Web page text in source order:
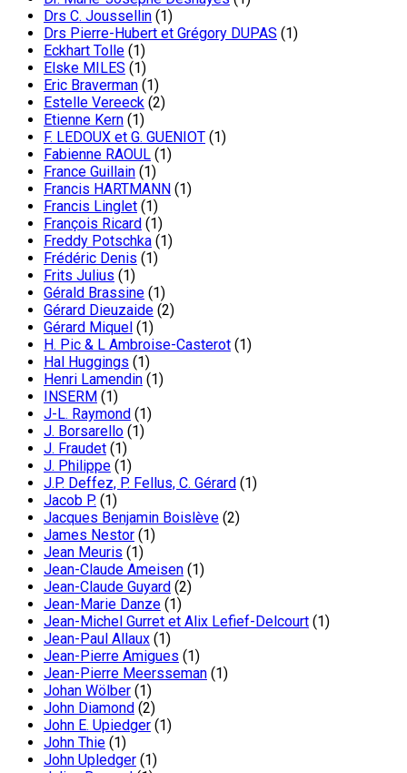
Drs C. Joussellin (1)
Drs Pierre-Hubert et Grégory DUPAS (1)
Eckhart Tolle (1)
Elske MILES (1)
Eric Braverman (1)
Estelle Vereeck (2)
Etienne Kern (1)
F. LEDOUX et G. GUENIOT (1)
Fabienne RAOUL (1)
France Guillain (1)
Francis HARTMANN (1)
Francis Linglet (1)
François Ricard (1)
Freddy Potschka (1)
Frédéric Denis (1)
Frits Julius (1)
Gérald Brassine (1)
Gérard Dieuzaide (2)
Gérard Miquel (1)
H. Pic & L Ambroise-Casterot (1)
Hal Huggings (1)
Henri Lamendin (1)
INSERM (1)
J-L. Raymond (1)
J. Borsarello (1)
J. Fraudet (1)
J. Philippe (1)
J.P. Deffez, P. Fellus, C. Gérard (1)
Jacob P. (1)
Jacques Benjamin Boislève (2)
James Nestor (1)
Jean Meuris (1)
Jean-Claude Ameisen (1)
Jean-Claude Guyard (2)
Jean-Marie Danze (1)
Jean-Michel Gurret et Alix Lefief-Delcourt (1)
Jean-Paul Allaux (1)
Jean-Pierre Amigues (1)
Jean-Pierre Meersseman (1)
Johan Wölber (1)
John Diamond (2)
John E. Upiedger (1)
John Thie (1)
John Upledger (1)